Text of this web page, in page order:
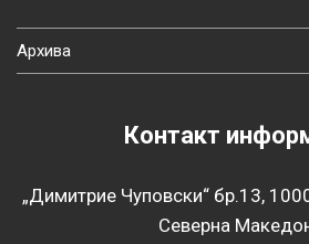
Архива
Контакт
„Димитрие Чуповски“ бр.13,
Северна